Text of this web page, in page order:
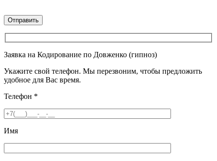
Заявка на Кодирование по Довженко (гипноз)
Укажите свой телефон. Мы перезвоним, чтобы предложить
удобное для Вас время.
Телефон *
Имя